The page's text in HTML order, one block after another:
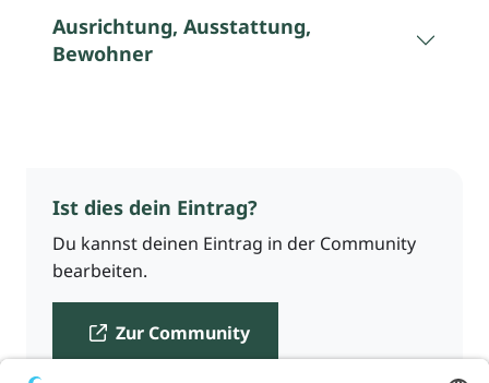
Ausrichtung, Ausstattung,
Bewohner
Ist dies dein Eintrag?
Du kannst deinen Eintrag in der Community
bearbeiten.
Zur Community